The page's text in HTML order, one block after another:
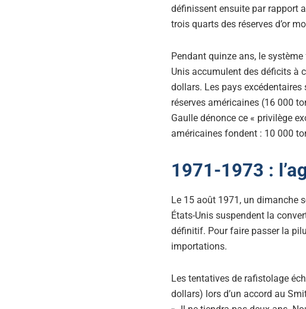
définissent ensuite par rapport
trois quarts des réserves d’or
Pendant quinze ans, le
Unis accumulent des déficits à
dollars. Les pays excédentaires
réserves américaines (16 000
Gaulle dénonce ce « privilège
américaines fondent : 10 000
1971-1973 :
Le 15 août 1971, un dimanche
États-Unis suspendent la
définitif. Pour faire passer la
importations.
Les tentatives de rafistolage
dollars) lors d’un accord au